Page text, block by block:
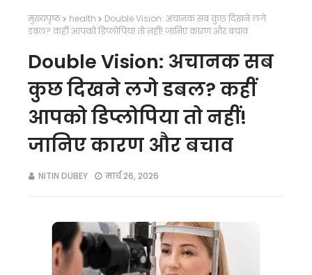
मुख्यपृष्ठ health
Double Vision: अचानक सब कुछ दिखने लगे
डबल? कहीं आपको डिप्लोपिया तो नहीं! जानिए कारण और बचाव
Double Vision: अचानक सब
कुछ दिखने लगे डबल? कहीं
आपको डिप्लोपिया तो नहीं!
जानिए कारण और बचाव
NITIN DUBEY मार्च 26, 2026